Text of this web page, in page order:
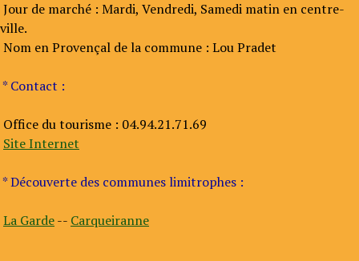
Jour de marché : Mardi, Vendredi, Samedi matin en centre-
ville.
Nom en Provençal de la commune : Lou Pradet
* Contact :
Office du tourisme : 04.94.21.71.69
Site Internet
* Découverte des communes limitrophes :
La Garde-- Carqueiranne